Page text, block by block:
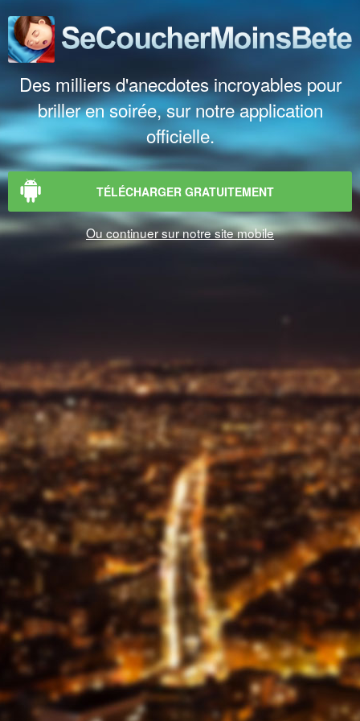
Des milliers d'anecdotes incroyables pour
briller en soirée, sur notre application
officielle.
TÉLÉCHARGER GRATUITEMENT
Ou continuer sur notre site mobile